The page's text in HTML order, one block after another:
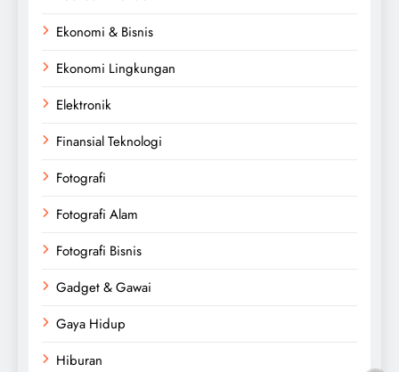
Ekonomi & Bisnis
Ekonomi Lingkungan
Elektronik
Finansial Teknologi
Fotografi
Fotografi Alam
Fotografi Bisnis
Gadget & Gawai
Gaya Hidup
Hiburan